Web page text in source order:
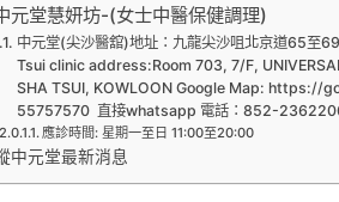
元堂慧妍坊-(女士中醫保健調理)
中元堂(尖沙醫舘)地址：九龍尖沙咀北京道65至
Tsui clinic address:Room 703, 7/F,
SHA TSUI, KOWLOON Google Map:
55757570 直接whatsapp 電話：852-
應診時間: 星期一至日 11:00至20:00
中元堂最新消息